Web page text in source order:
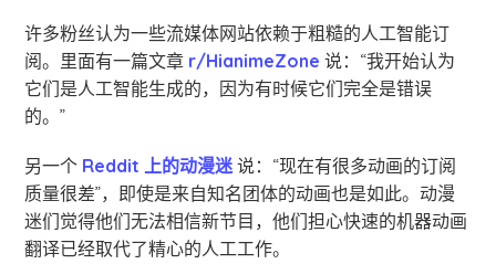
许多粉丝认为一些流媒体网站依赖于粗糙的人工智能订
阅。里面有一篇文章 r/HianimeZone 说：“我开始认为
它们是人工智能生成的，因为有时候它们完全是错误
的。”
另一个 Reddit 上的动漫迷说：“现在有很多动画的订阅
质量很差”，即使是来自知名团体的动画也是如此。动漫
迷们觉得他们无法相信新节目，他们担心快速的机器动画
翻译已经取代了精心的人工工作。